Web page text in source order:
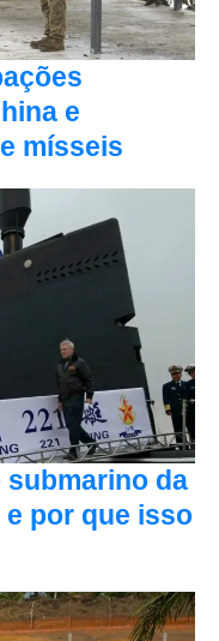
e
mísseis
submarino da
por que isso